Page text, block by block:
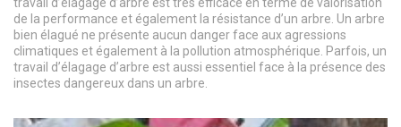
travail d’élagage d’arbre est très efficace en terme de valorisation
de la performance et également la résistance d’un arbre. Un arbre
bien élagué ne présente aucun danger face aux agressions
climatiques et également à la pollution atmosphérique. Parfois, un
travail d’élagage d’arbre est aussi essentiel face à la présence des
insectes dangereux dans un arbre.